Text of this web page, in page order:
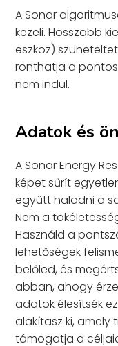
A Sonar
kezeli. Hosszabb
eszköz)
ronthatja a
nem indul.
Adatok és
A Sonar Energy
képet sűrít
együtt haladni a
Nem a
Használd a
lehetőségek
belőled, és
abban, ahogy
adatok élesítsék
alakítasz ki,
támogatja a